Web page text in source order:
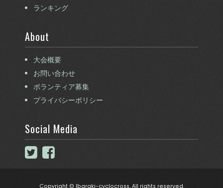
ランキング
About
大会概要
お問い合わせ
ボランティア募集
プライバシーポリシー
Social Media
Copyright © Ibaraki-cyclocross, All rights reserved.